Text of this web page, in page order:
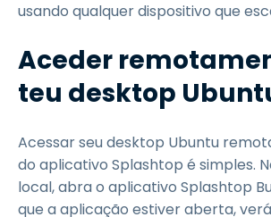
usando qualquer dispositivo que
Aceder
teu desktop
Acessar seu desktop Ubuntu
do aplicativo Splashtop é simples.
local, abra o aplicativo Splashtop
que a aplicação estiver aberta,